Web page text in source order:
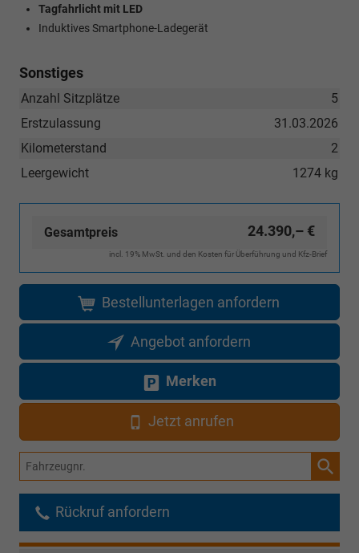
Tagfahrlicht mit LED
Induktives Smartphone-Ladegerät
Sonstiges
5
Anzahl Sitzplätze
31.03.2026
Erstzulassung
2
Kilometerstand
1274 kg
Leergewicht
Gesamtpreis 24.390,– €
incl. 19% MwSt. und den Kosten für Überführung und Kfz-Brief
Bestellunterlagen anfordern
Angebot anfordern
Merken
Jetzt anrufen
Fahrzeugnr.
Rückruf anfordern